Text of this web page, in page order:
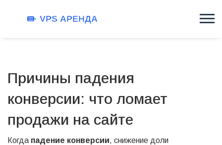
Причины падения
конверсии: что ломает
продажи на сайте
Когда падение конверсии, снижение доли